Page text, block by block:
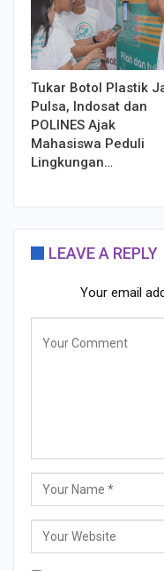
Tukar Botol Plastik
Pulsa, Indosat dan
POLINES Ajak
Mahasiswa Peduli
Lingkungan…
LEAVE A REPLY
Your email